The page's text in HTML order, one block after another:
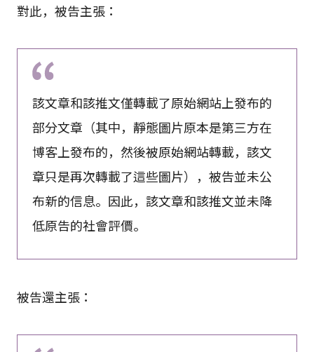
對此，被告主張：
該文章和該推文僅轉載了原始網站上發布的
部分文章（其中，靜態圖片原本是第三方在
博客上發布的，然後被原始網站轉載，該文
章只是再次轉載了這些圖片），被告並未公
布新的信息。因此，該文章和該推文並未降
低原告的社會評價。
被告還主張：